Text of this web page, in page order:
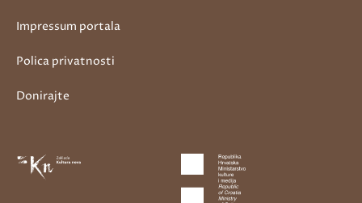
Impressum portala
Polica privatnosti
Donirajte